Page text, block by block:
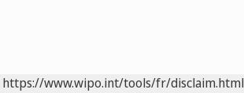
https://www.wipo.int/tools/fr/disclaim.html